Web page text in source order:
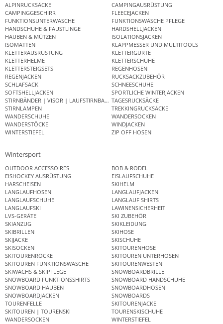
ALPINRUCKSÄCKE
CAMPINGAUSRÜSTUNG
CAMPINGGESCHIRR
FLEECEJACKEN
FUNKTIONSUNTERWÄSCHE
FUNKTIONSWÄSCHE PFLEGE
HANDSCHUHE & FÄUSTLINGE
HARDSHELLJACKEN
HAUBEN & MÜTZEN
ISOLATIONSJACKEN
ISOMATTEN
KLAPPMESSER UND MULTITOOLS
KLETTERAUSRÜSTUNG
KLETTERGURTE
KLETTERHELME
KLETTERSCHUHE
KLETTERSTEIGSETS
REGENHOSEN
REGENJACKEN
RUCKSACKZUBEHÖR
SCHLAFSACK
SCHNEESCHUHE
SOFTSHELLJACKEN
SPORTLICHE WINTERJACKEN
STIRNBÄNDER | VISOR | LAUFSTIRNBANDTAGESRUCKSÄCKE
STIRNLAMPEN
TREKKINGRUCKSÄCKE
WANDERSCHUHE
WANDERSOCKEN
WANDERSTÖCKE
WINDJACKEN
WINTERSTIEFEL
ZIP OFF HOSEN
Wintersport
OUTDOOR ACCESSOIRES
BOB & RODEL
EISHOCKEY AUSRÜSTUNG
EISLAUFSCHUHE
HARSCHEISEN
SKIHELM
LANGLAUFHOSEN
LANGLAUFJACKEN
LANGLAUFSCHUHE
LANGLAUF SHIRTS
LANGLAUFSKI
LAWINENSICHERHEIT
LVS-GERÄTE
SKI ZUBEHÖR
SKIANZUG
SKIKLEIDUNG
SKIBRILLEN
SKIHOSE
SKIJACKE
SKISCHUHE
SKISOCKEN
SKITOURENHOSE
SKITOURENRÖCKE
SKITOUREN UNTERHOSEN
SKITOUREN FUNKTIONSWÄSCHE
SKITOURENWESTEN
SKIWACHS & SKIPFLEGE
SNOWBOARDBRILLE
SNOWBOARD FUNKTIONSSHIRTS
SNOWBOARD HANDSCHUHE
SNOWBOARD HAUBEN
SNOWBOARDHOSEN
SNOWBOARDJACKEN
SNOWBOARDS
TOURENFELLE
SKITOURENJACKE
SKITOUREN | TOURENSKI
TOURENSKISCHUHE
WANDERSOCKEN
WINTERSTIEFEL